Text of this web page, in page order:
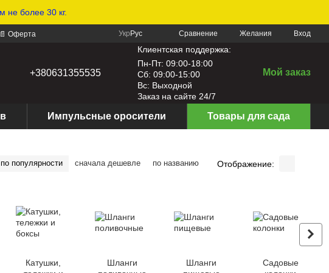
более 30 кг.
📄 Оферта
Укр Рус Сравнение Желания Вход
+380631355535
Клиентская поддержка:
Пн-Пт: 09:00-18:00
Сб: 09:00-15:00
Вс: Выходной
Заказ на сайте 24/7
Мой заказ
Импульсные оросители Товары для сада
по популярности сначала дешевле по названию Отображение:
Катушки,
Шланги
Шланги
Садовые